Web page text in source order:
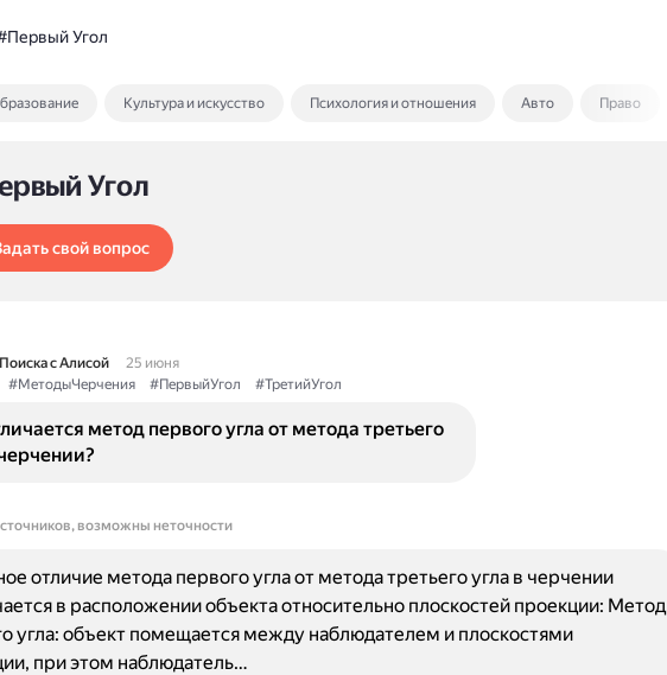
Угол
Культура и искусство Психология и отношения Авто Право
Угол
свой вопрос
с Алисой
25 июня
#МетодыЧерчения #ПервыйУгол #ТретийУгол
метод первого угла от метода третьего
возможны неточности
отличие метода первого угла от метода третьего угла в черчении
в расположении объекта относительно плоскостей проекции: Метод
угла: объект помещается между наблюдателем и плоскостями
при этом наблюдатель…